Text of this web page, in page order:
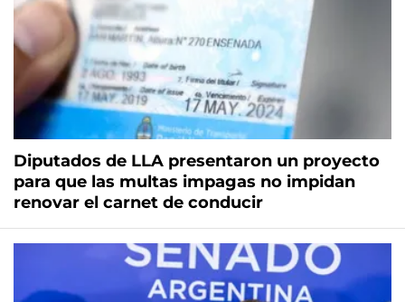
Diputados de LLA presentaron un proyecto
para que las multas impagas no impidan
renovar el carnet de conducir